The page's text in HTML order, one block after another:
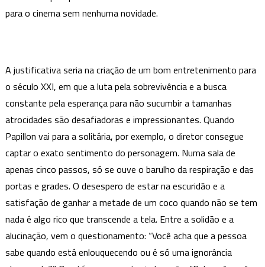
para o cinema sem nenhuma novidade.
A justificativa seria na criação de um bom entretenimento para
o século XXI, em que a luta pela sobrevivência e a busca
constante pela esperança para não sucumbir a tamanhas
atrocidades são desafiadoras e impressionantes. Quando
Papillon vai para a solitária, por exemplo, o diretor consegue
captar o exato sentimento do personagem. Numa sala de
apenas cinco passos, só se ouve o barulho da respiração e das
portas e grades. O desespero de estar na escuridão e a
satisfação de ganhar a metade de um coco quando não se tem
nada é algo rico que transcende a tela. Entre a solidão e a
alucinação, vem o questionamento: “Você acha que a pessoa
sabe quando está enlouquecendo ou é só uma ignorância